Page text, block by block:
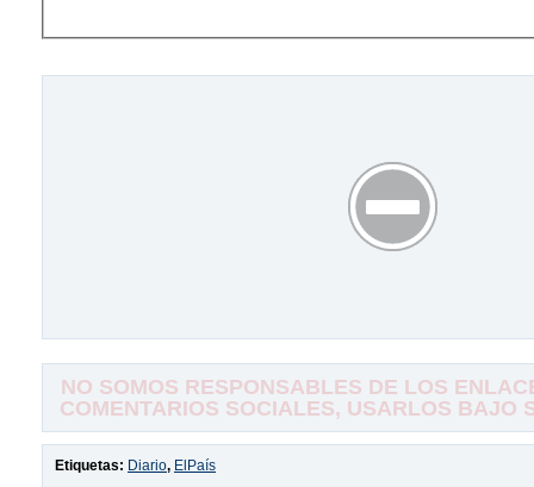
NO SOMOS RESPONSABLES DE LOS
COMENTARIOS SOCIALES, USARLOS BAJO
Etiquetas: Diario, ElPaís